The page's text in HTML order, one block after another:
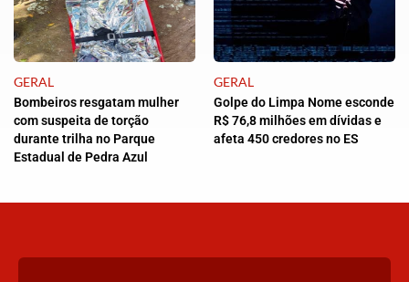
GERAL
Bombeiros resgatam mulher
com suspeita de torção
durante trilha no Parque
Estadual de Pedra Azul
GERAL
Golpe do Limpa Nome esconde
R$ 76,8 milhões em dívidas e
afeta 450 credores no ES